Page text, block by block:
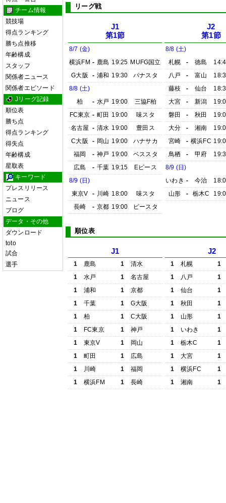
チーム情報
競技場
得点ランキング
勝ち点推移
年齢構成
スタッフ
関係者ニュース
関係者エピソード
Jリーグ記録
順位表
勝ち点
得点ランキング
得失点
年齢構成
星取表
キーワード
プレスリリース
ニュース
ブログ
データ・その他
ダウンロード
toto
試合
選手
リーグ戦
J1
第1節
8/7 (金)
横浜FM - 鹿島 19:25 MUFG国立
G大阪
- 浦和 19:30
パナスタ
8/8 (土)
柏
- 水戸 19:00
三協F柏
FC東京 - 町田 19:00
味スタ
名古屋 - 清水 19:00
豊田ス
C大阪
- 岡山 19:00
ハナサカ
福岡
- 神戸 19:00
ベススタ
広島
- 千葉 19:15
Eピース
8/9 (日)
東京V
- 川崎 18:00
味スタ
長崎
- 京都 19:00 ピースタ
J2
第1節
8/8 (土)
札幌
- 徳島
八戸
- 富山
藤枝
- 仙台
大宮
- 新潟
磐田
- 秋田
大分
- 湘南
宮崎
- 横浜FC
鳥栖
- 甲府
8/9 (日)
いわき - 今治
山形
- 栃木C
順位表
J1
1 鹿島 1
清水
1
水戸 1
名古屋
1
浦和 1
京都
1
千葉 1
G大阪
1
柏 1
C大阪
1
FC東京 1
神戸
1
東京V 1
岡山
1
町田 1
広島
1
川崎 1
福岡
1
横浜FM 1 長崎
J2
1 札幌
1
1
八戸
1
1
仙台
1
1
秋田
1
1
山形
1
1
いわき
1
1
栃木C
1
1
大宮
1
1
横浜FC
1
1
湘南 1